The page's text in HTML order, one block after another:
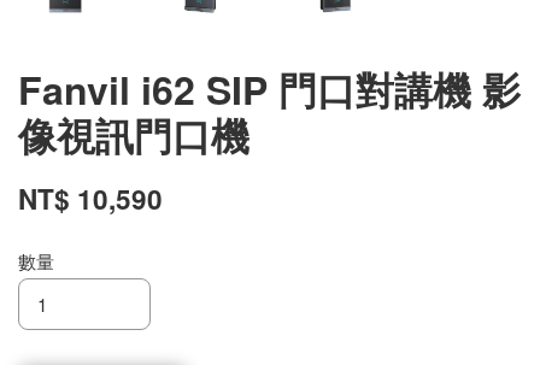
Fanvil i62 SIP 門口對講機 影
像視訊門口機
NT$ 10,590
數量